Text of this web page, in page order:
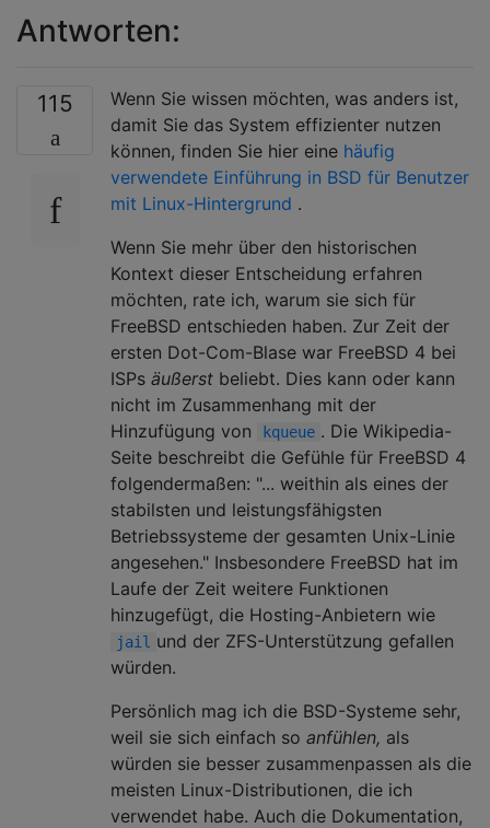
Antworten:
115
Wenn Sie wissen möchten, was anders ist,
damit Sie das System effizienter nutzen
können, finden Sie hier eine häufig
verwendete Einführung in BSD für Benutzer
mit Linux-Hintergrund .
Wenn Sie mehr über den historischen
Kontext dieser Entscheidung erfahren
möchten, rate ich, warum sie sich für
FreeBSD entschieden haben. Zur Zeit der
ersten Dot-Com-Blase war FreeBSD 4 bei
ISPs äußerst beliebt. Dies kann oder kann
nicht im Zusammenhang mit der
Hinzufügung von
kqueue . Die Wikipedia-
Seite beschreibt die Gefühle für FreeBSD 4
folgendermaßen: "... weithin als eines der
stabilsten und leistungsfähigsten
Betriebssysteme der gesamten Unix-Linie
angesehen." Insbesondere FreeBSD hat im
Laufe der Zeit weitere Funktionen
hinzugefügt, die Hosting-Anbietern wie
jail und der ZFS-Unterstützung gefallen
würden.
Persönlich mag ich die BSD-Systeme sehr,
weil sie sich einfach so anfühlen, als
würden sie besser zusammenpassen als die
meisten Linux-Distributionen, die ich
verwendet habe. Auch die Dokumentation,